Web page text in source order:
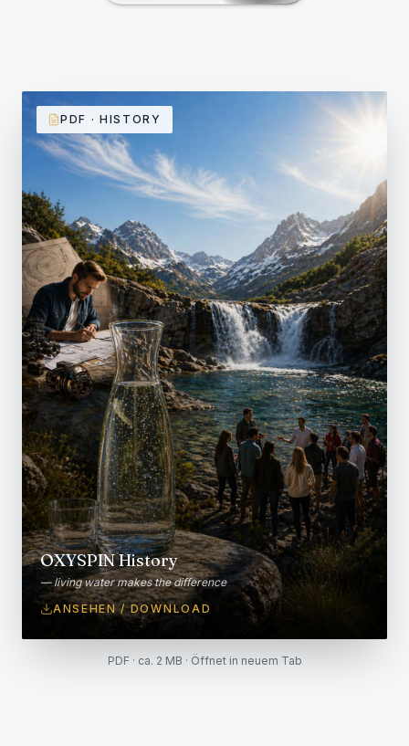
PDF · HISTORY
OXYSPIN History
— living water makes the difference
ANSEHEN / DOWNLOAD
PDF · ca. 2 MB · Öffnet in neuem Tab